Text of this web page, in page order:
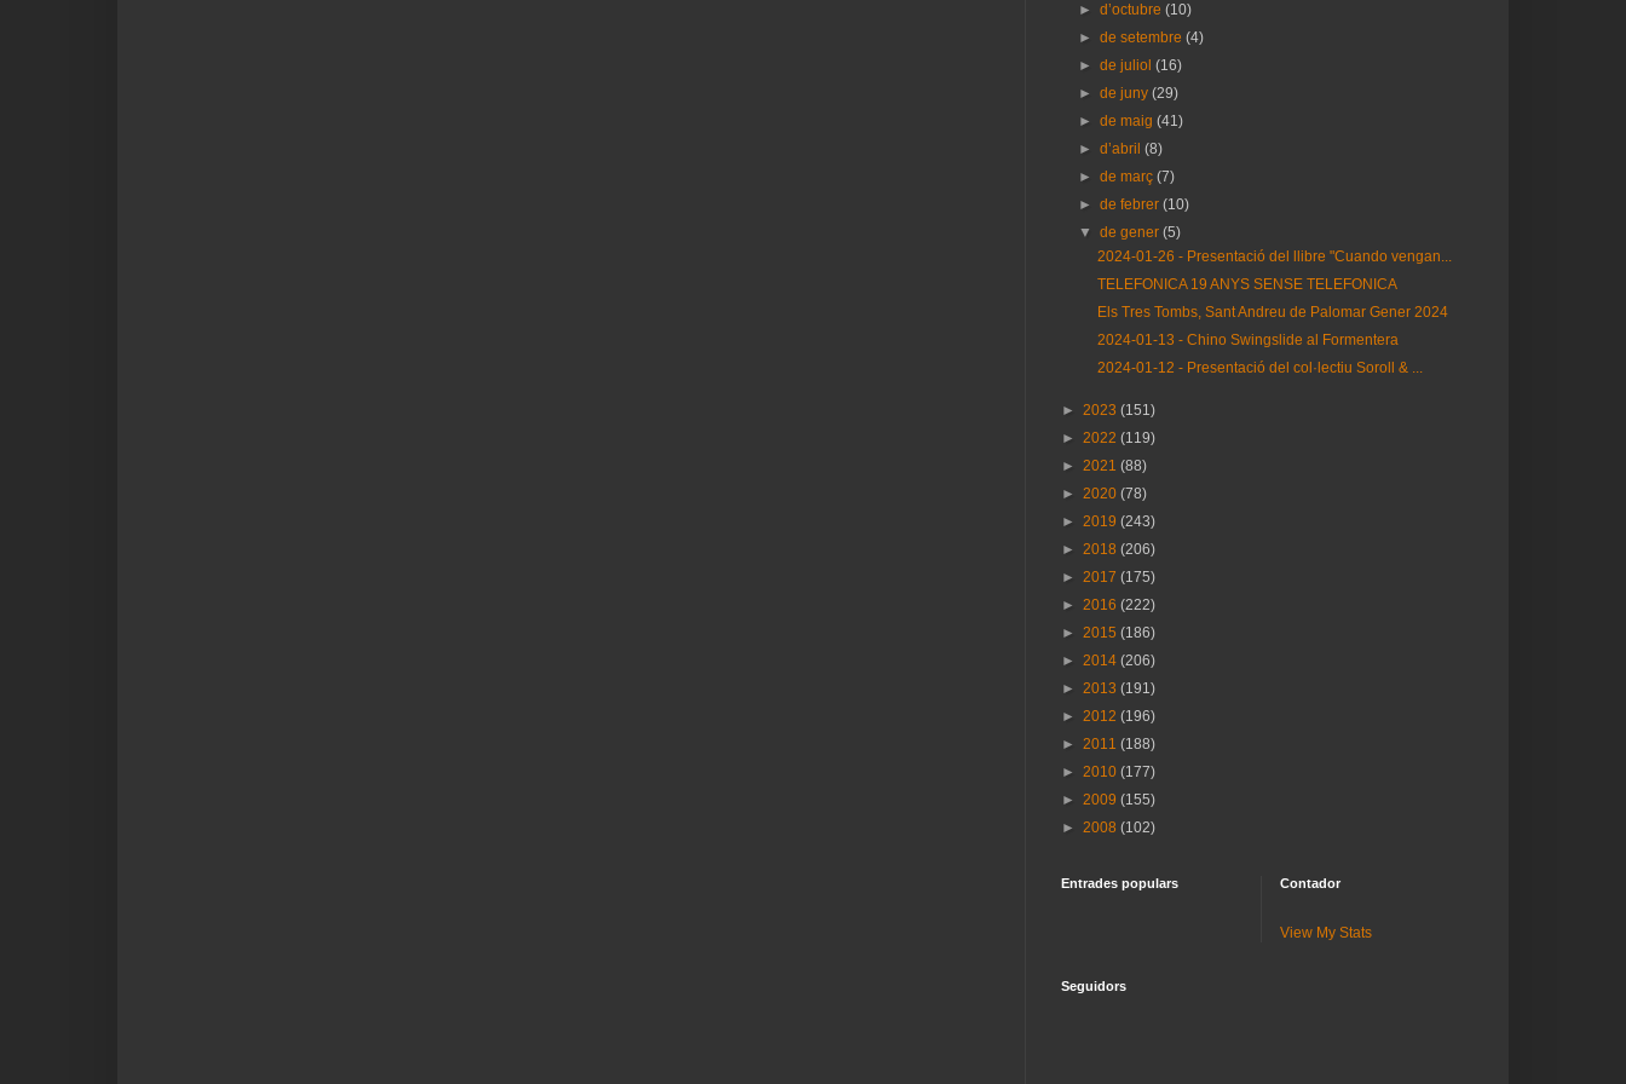
►d’octubre(10)
►de setembre(4)
►de juliol(16)
►de juny(29)
►de maig(41)
►d’abril(8)
►de març(7)
►de febrer(10)
▼de gener(5)
2024-01-26 - Presentació del llibre "Cuando vengan...
TELEFONICA 19 ANYS SENSE TELEFONICA
Els Tres Tombs, Sant Andreu de Palomar Gener 2024
2024-01-13 - Chino Swingslide al Formentera
2024-01-12 - Presentació del col·lectiu Soroll & ...
► 2023 (151)
► 2022 (119)
► 2021 (88)
► 2020 (78)
► 2019 (243)
► 2018 (206)
► 2017 (175)
► 2016 (222)
► 2015 (186)
► 2014 (206)
► 2013 (191)
► 2012 (196)
► 2011 (188)
► 2010 (177)
► 2009 (155)
► 2008 (102)
Entrades populars Contador
View My Stats
Seguidors